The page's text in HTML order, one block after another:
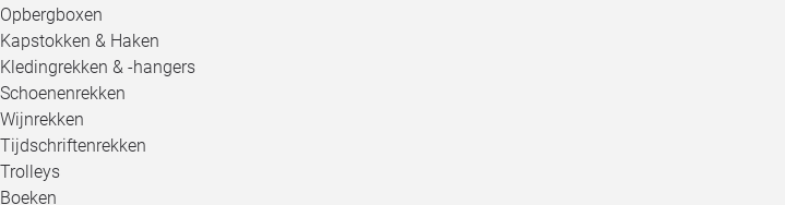
Opbergboxen
Kapstokken & Haken
Kledingrekken & -hangers
Schoenenrekken
Wijnrekken
Tijdschriftenrekken
Trolleys
Boeken